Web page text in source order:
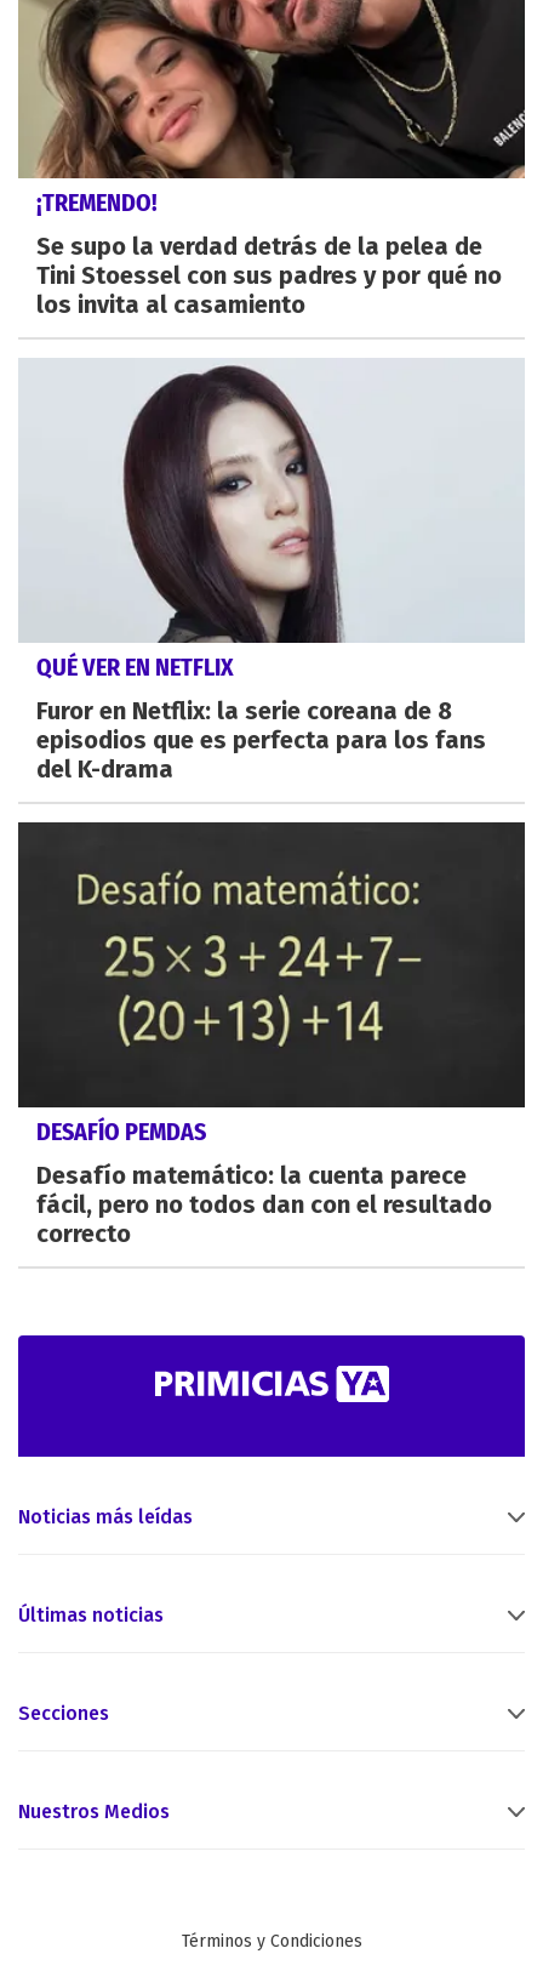
¡TREMENDO!
Se supo la verdad detrás de la pelea de
Tini Stoessel con sus padres y por qué no
los invita al casamiento
QUÉ VER EN NETFLIX
Furor en Netflix: la serie coreana de 8
episodios que es perfecta para los fans
del K-drama
DESAFÍO PEMDAS
Desafío matemático: la cuenta parece
fácil, pero no todos dan con el resultado
correcto
Noticias más leídas
Últimas noticias
Secciones
Nuestros Medios
Términos y Condiciones